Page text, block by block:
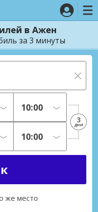
в Ажен
за 3 минуты
3
дни
же место